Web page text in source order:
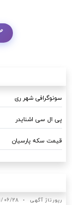
سونوگرافی شهر ری
پی ال سی اشنایدر
قیمت سکه پارسیان
رپورتاژ آگهی •
06/28